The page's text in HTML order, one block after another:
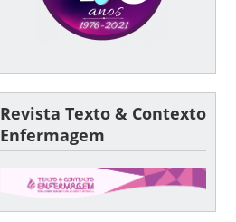
Revista Texto & Contexto
Enfermagem